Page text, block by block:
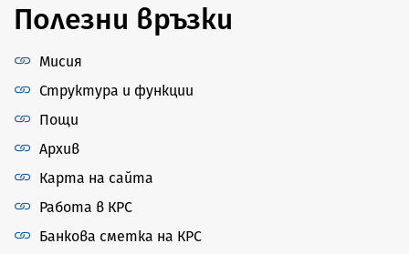
Полезни връзки
Мисия
Структура и функции
Пощи
Архив
Карта на сайта
Работа в КРС
Банкова сметка на КРС